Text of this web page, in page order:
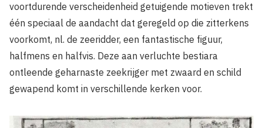
voortdurende verscheidenheid getuigende motieven trekt
één speciaal de aandacht dat geregeld op die zitterkens
voorkomt, nl. de zeeridder, een fantastische figuur,
halfmens en halfvis. Deze aan verluchte bestiara
ontleende geharnaste zeekrijger met zwaard en schild
gewapend komt in verschillende kerken voor.